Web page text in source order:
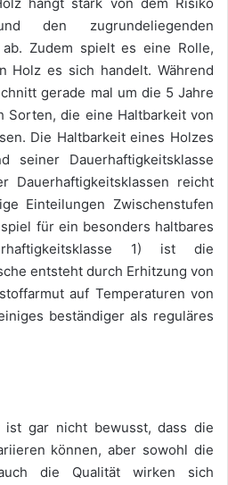
den zugrundeliegenden
Zudem spielt es eine Rolle,
Holz es sich handelt. Während
gerade mal um die 5 Jahre
Sorten, die eine Haltbarkeit von
Die Haltbarkeit eines Holzes
seiner Dauerhaftigkeitsklasse
Dauerhaftigkeitsklassen reicht
Einteilungen Zwischenstufen
für ein besonders haltbares
1) ist die
entsteht durch Erhitzung von
auf Temperaturen von
beständiger als reguläres
ist gar nicht bewusst, dass die
können, aber sowohl die
die Qualität wirken sich